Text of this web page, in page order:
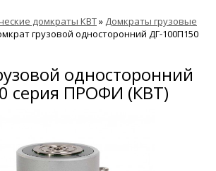
домкраты КВТ» Домкраты грузовые
грузовой односторонний ДГ-100П150
односторонний
серия ПРОФИ (КВТ)